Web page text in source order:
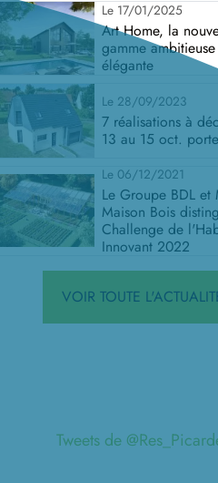
Le 17/01/2025
Art Home, la
gamme
élégante
Le 28/09/2023
7 réalisations à
13 au 15 oct.
Le 06/12/2021
Le Groupe BDL et
Maison Bois
Challenge de
Innovant 2022
VOIR TOUTE
Tweets de